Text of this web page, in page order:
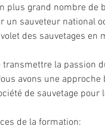
plus grand nombre
un sauveteur national
des sauvetages en
transmettre la passion
avons une
de sauvetage
de la formation: